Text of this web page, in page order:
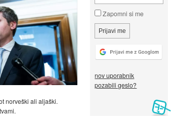
Zapomni si me
nov uporabnik
pozabili geslo?
norveški ali aljaški.